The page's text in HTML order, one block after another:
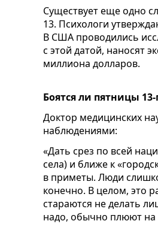
Существует еще одно
13. Психологи
В США проводились
с этой датой, наносят
миллиона долларов.
Боятся ли пятницы 13-
Доктор медицинских
наблюдениями:
«Дать срез по всей
села) и ближе к
в приметы. Люди
конечно. В целом, это
стараются не делать
надо, обычно плюют на